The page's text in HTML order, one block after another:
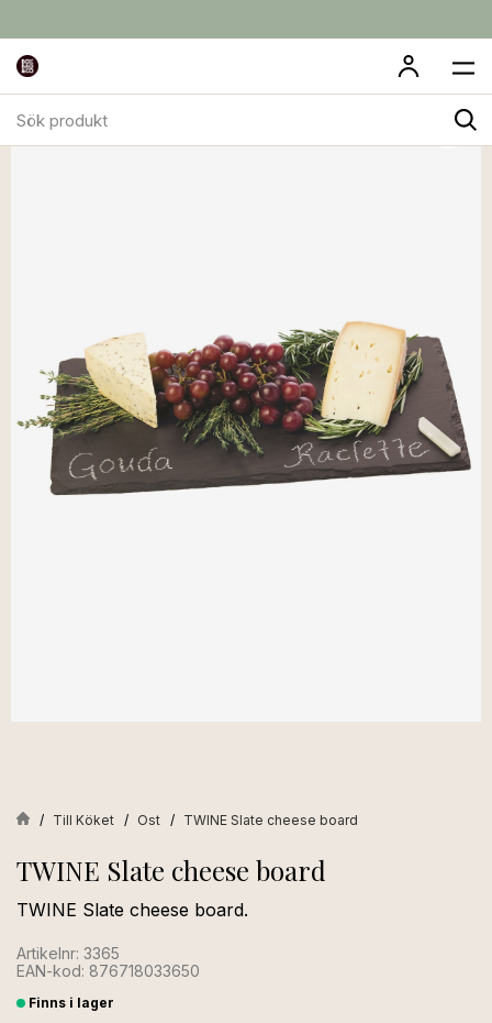
produkt
Till Köket Ost TWINE Slate cheese board
TWINE Slate cheese board
TWINE Slate cheese board.
Artikelnr: 3365
EAN-kod: 876718033650
Finns i lager